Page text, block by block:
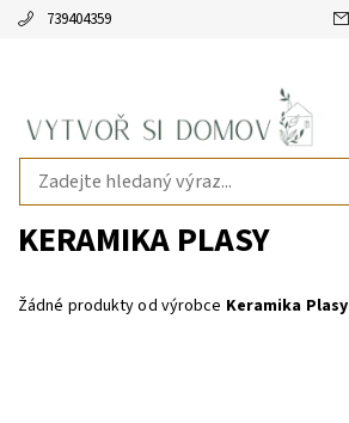
739404359
KERAMIKA PLASY
Žádné produkty od výrobce Keramika Plasy